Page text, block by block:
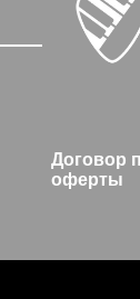
Договор
оферты